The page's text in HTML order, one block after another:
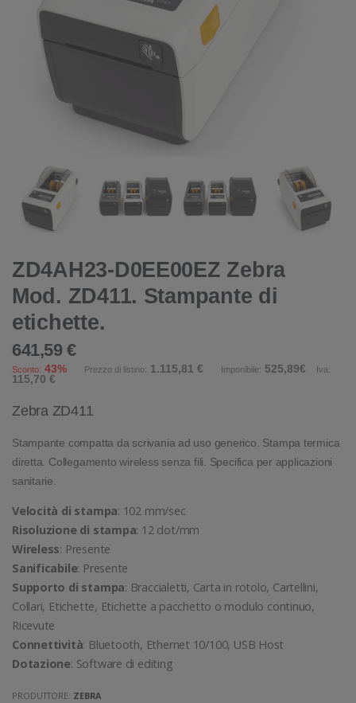
ZD4AH23-D0EE00EZ Zebra
Mod. ZD411. Stampante di
etichette.
641,59 €
Sconto: 43% Prezzo di listino: 1.115,81 € Imponibile: 525,89€ Iva:
115,70 €
Zebra ZD411
Stampante compatta da scrivania ad uso generico. Stampa termica
diretta. Collegamento wireless senza fili. Specifica per applicazioni
sanitarie.
Velocità di stampa: 102 mm/sec
Risoluzione di stampa: 12 dot/mm
Wireless: Presente
Sanificabile: Presente
Supporto di stampa: Braccialetti, Carta in rotolo, Cartellini,
Collari, Etichette, Etichette a pacchetto o modulo continuo,
Ricevute
Connettività: Bluetooth, Ethernet 10/100, USB Host
Dotazione: Software di editing
PRODUTTORE: ZEBRA